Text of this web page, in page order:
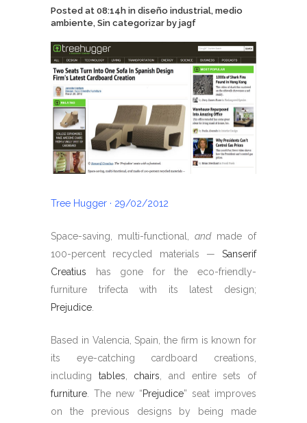
Posted at 08:14h in diseño industrial, medio
ambiente, Sin categorizar by jagf
Tree Hugger · 29/02/2012
Space-saving, multi-functional, andmade of
100-percent recycled materials — Sanserif
Creatius has gone for the eco-friendly-
furniture trifecta with its latest design;
Prejudice.
Based in Valencia, Spain, the firm is known for
its eye-catching cardboard creations,
including tables, chairs, and entire sets of
furniture. The new “Prejudice” seat improves
on the previous designs by being made